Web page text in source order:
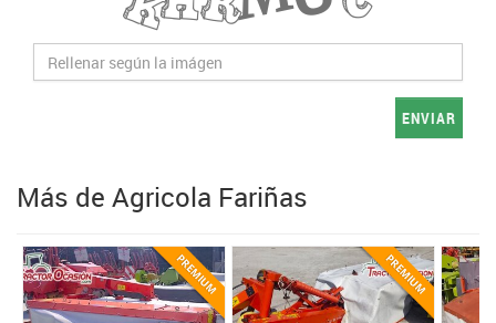
ENVIAR
Más de Agricola Fariñas